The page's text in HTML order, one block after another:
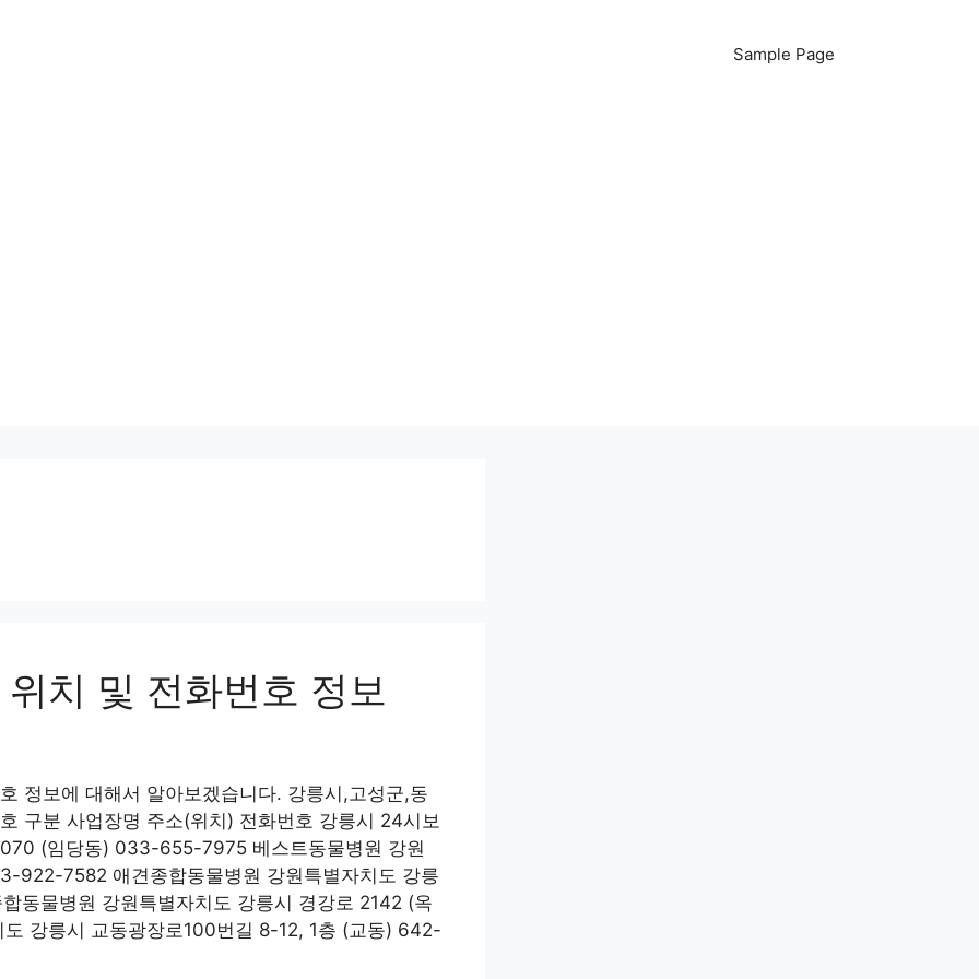
Sample Page
치 및 전화번호 정보
정보에 대해서 알아보겠습니다. 강릉시,고성군,동
구분 사업장명 주소(위치) 전화번호 강릉시 24시보
(임당동) 033-655-7975 베스트동물병원 강원
922-7582 애견종합동물병원 강원특별자치도 강릉
동물병원 강원특별자치도 강릉시 경강로 2142 (옥
강릉시 교동광장로100번길 8-12, 1층 (교동) 642-